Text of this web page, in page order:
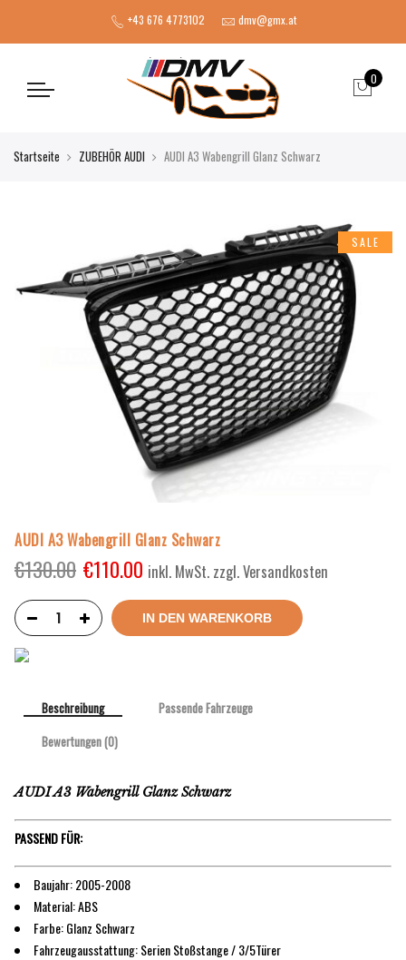
+43 676 4773102 dmv@gmx.at
0
Startseite ZUBEHÖR AUDI AUDI A3 Wabengrill Glanz Schwarz
SALE
AUDI A3 Wabengrill Glanz Schwarz
€130.00 €110.00 inkl. MwSt. zzgl. Versandkosten
IN DEN WARENKORB
Beschreibung
Passende Fahrzeuge
Bewertungen (0)
AUDI A3 Wabengrill Glanz Schwarz
PASSEND FÜR:
Baujahr: 2005-2008
Material: ABS
Farbe: Glanz Schwarz
Fahrzeugausstattung: Serien Stoßstange / 3/5Türer